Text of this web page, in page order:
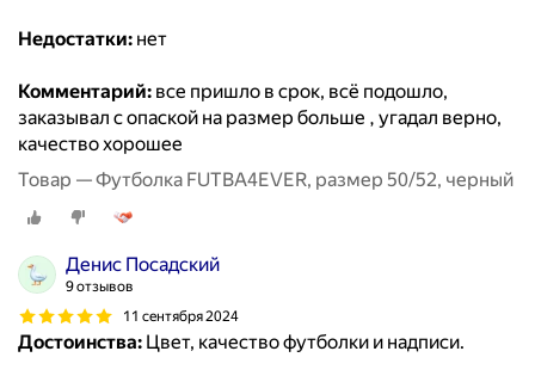
Недостатки: нет
Комментарий: все пришло в срок, всё подошло,
заказывал с опаской на размер больше , угадал верно,
качество хорошее
Товар — Футболка FUTBA4EVER, размер 50/52, черный
Денис Посадский
9 отзывов
11 сентября 2024
Достоинства: Цвет, качество футболки и надписи.